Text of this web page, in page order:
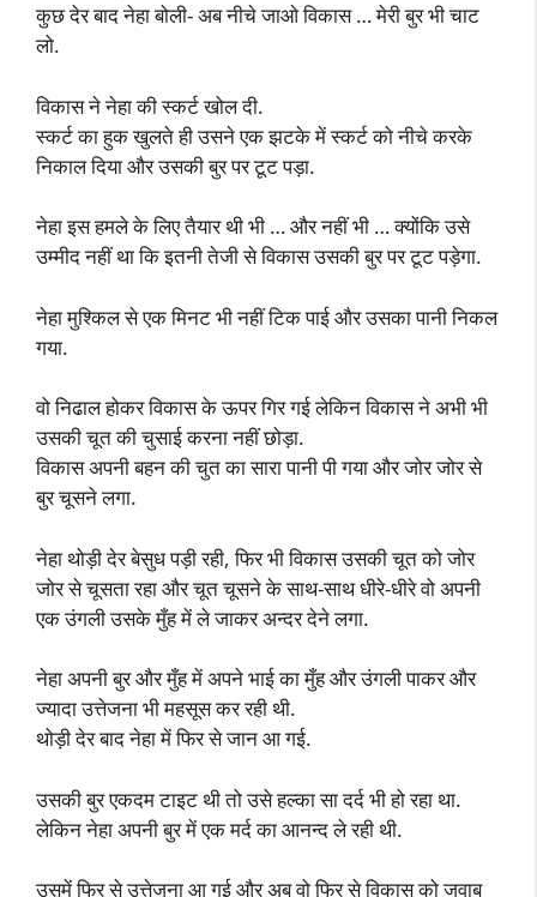
कुछ देर बाद नेहा बोली- अब नीचे जाओ विकास … मेरी बुर भी चाट
लो.
विकास ने नेहा की स्कर्ट खोल दी.
स्कर्ट का हुक खुलते ही उसने एक झटके में स्कर्ट को नीचे करके
निकाल दिया और उसकी बुर पर टूट पड़ा.
नेहा इस हमले के लिए तैयार थी भी … और नहीं भी … क्योंकि उसे
उम्मीद नहीं था कि इतनी तेजी से विकास उसकी बुर पर टूट पड़ेगा.
नेहा मुश्किल से एक मिनट भी नहीं टिक पाई और उसका पानी निकल
गया.
वो निढाल होकर विकास के ऊपर गिर गई लेकिन विकास ने अभी भी
उसकी चूत की चुसाई करना नहीं छोड़ा.
विकास अपनी बहन की चुत का सारा पानी पी गया और जोर जोर से
बुर चूसने लगा.
नेहा थोड़ी देर बेसुध पड़ी रही, फिर भी विकास उसकी चूत को जोर
जोर से चूसता रहा और चूत चूसने के साथ-साथ धीरे-धीरे वो अपनी
एक उंगली उसके मुँह में ले जाकर अन्दर देने लगा.
नेहा अपनी बुर और मुँह में अपने भाई का मुँह और उंगली पाकर और
ज्यादा उत्तेजना भी महसूस कर रही थी.
थोड़ी देर बाद नेहा में फिर से जान आ गई.
उसकी बुर एकदम टाइट थी तो उसे हल्का सा दर्द भी हो रहा था.
लेकिन नेहा अपनी बुर में एक मर्द का आनन्द ले रही थी.
उसमें फिर से उत्तेजना आ गई और अब वो फिर से विकास को जवाब